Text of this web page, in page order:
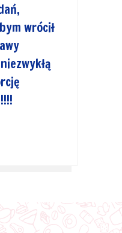
wrócił